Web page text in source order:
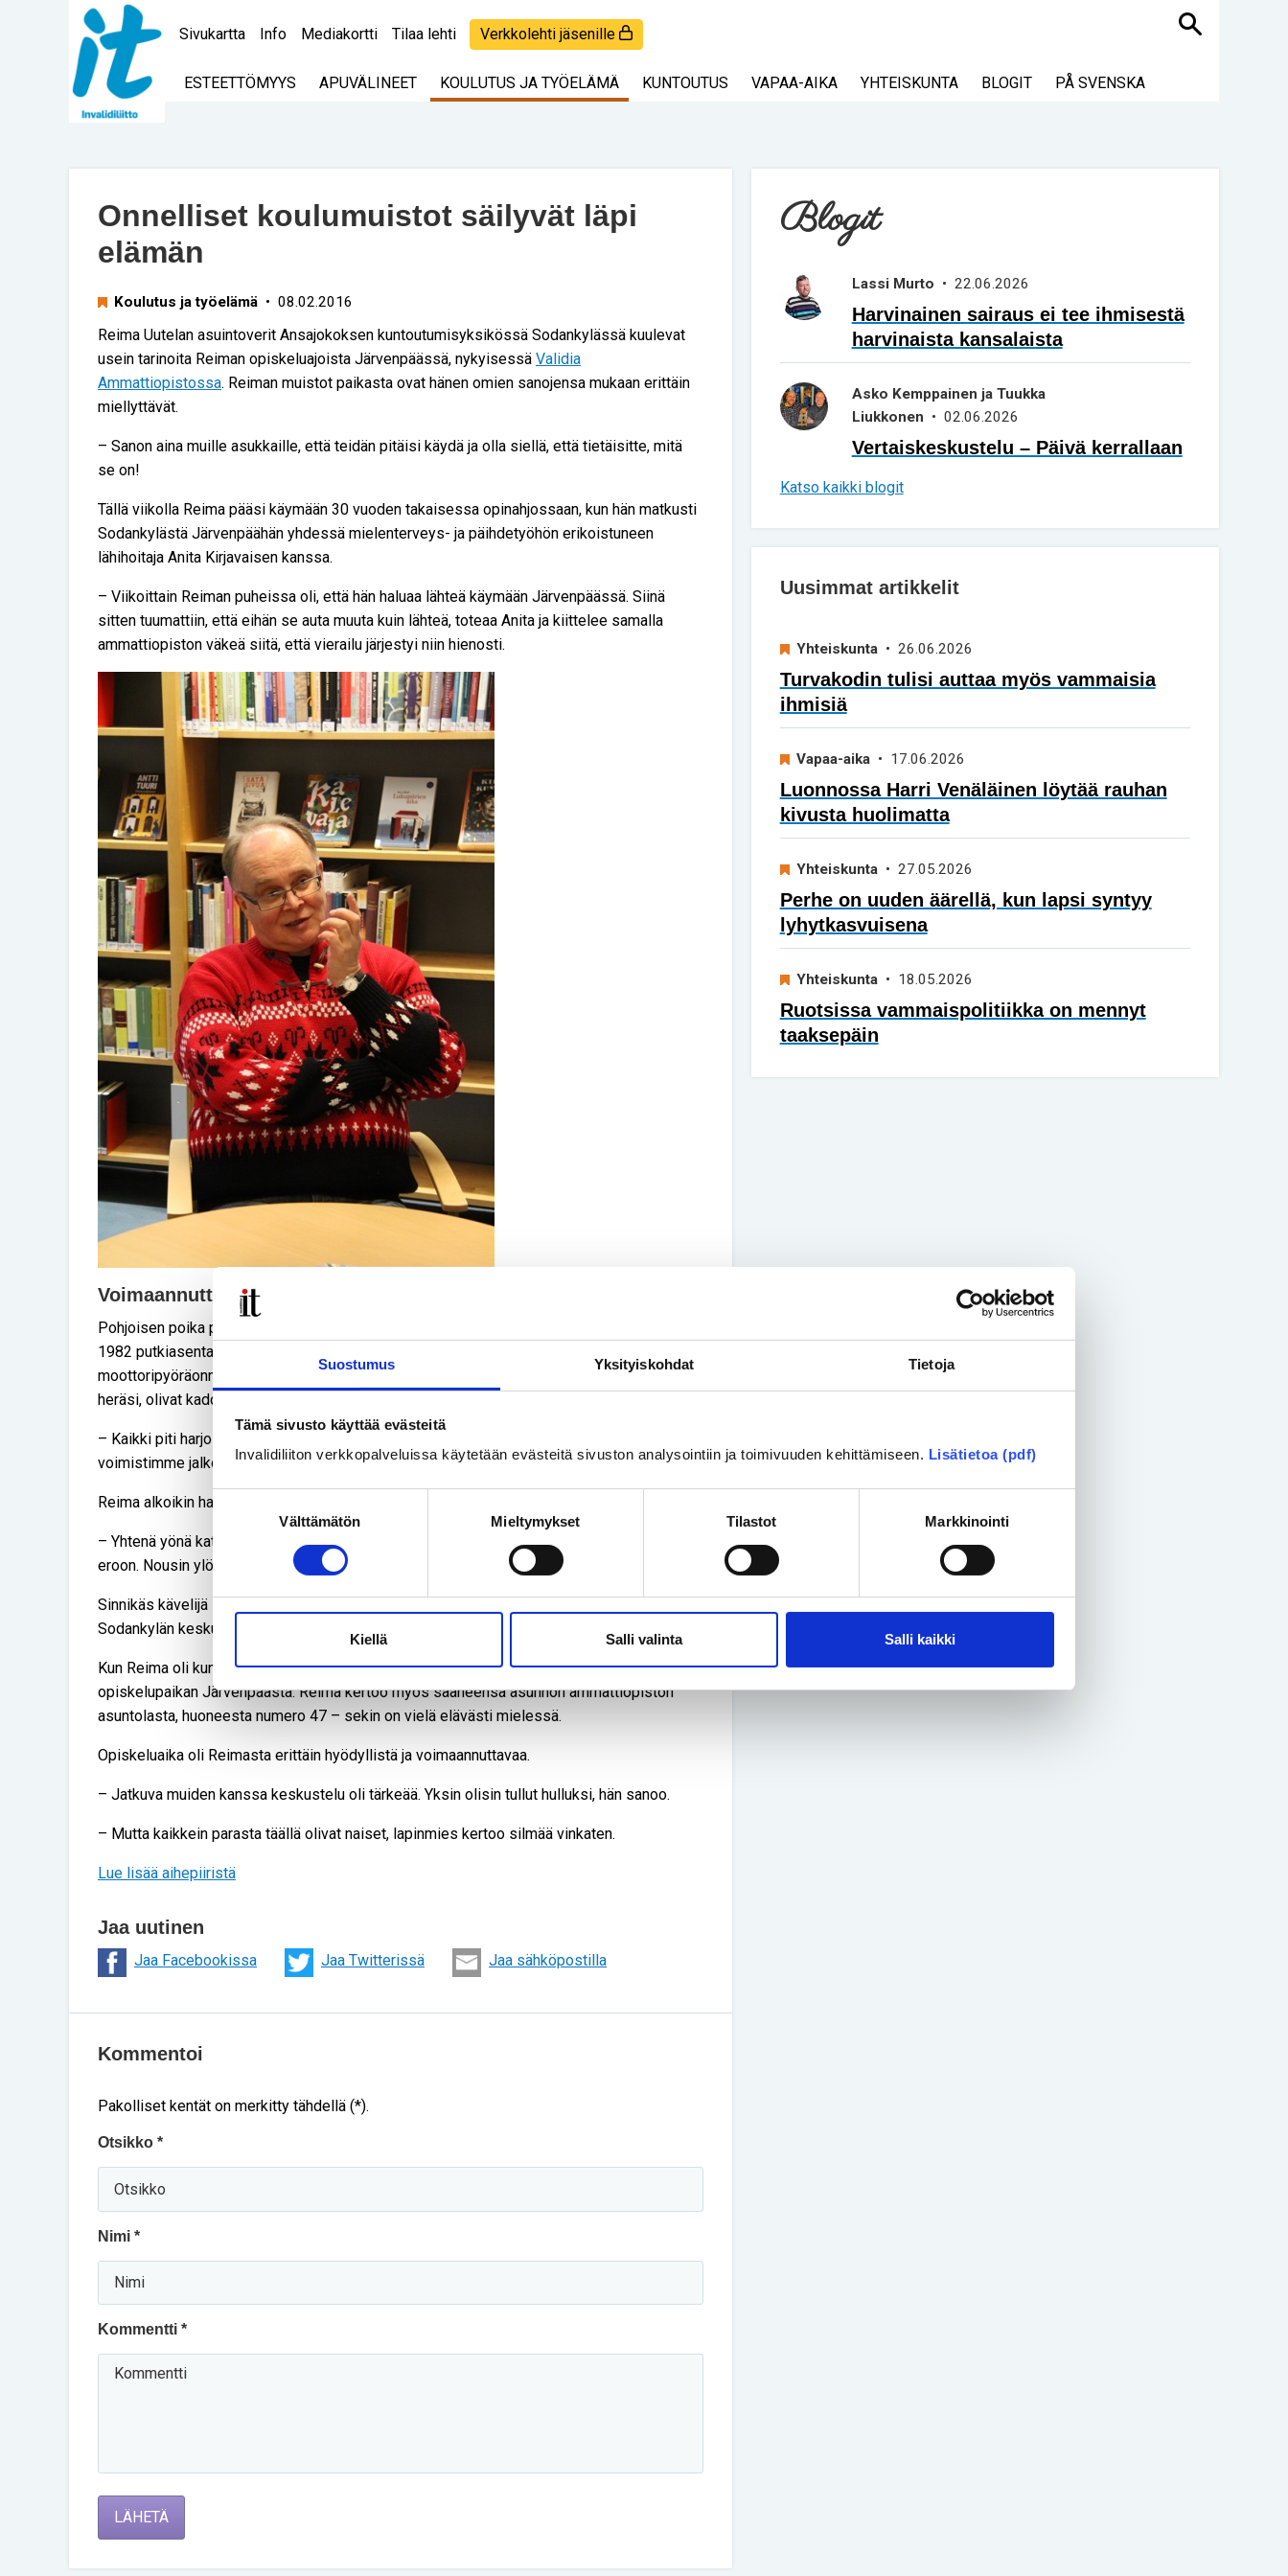
Suostumus Yksityiskohdat Tietoja
Tämä sivusto käyttää evästeitä
Invalidiliiton verkkopalveluissa käytetään evästeitä sivuston analysointiin ja toimivuuden kehittämiseen. Lisätietoa (pdf)
Suostumuksen
Välttämätön Mieltymykset Tilastot Markkinointi
Kiellä Salli valinta Salli kaikki
Sivukartta Info Mediakortti Tilaa lehti Verkkolehti jäsenille Haku
ESTEETTÖMYYS APUVÄLINEET KOULUTUS JA TYÖELÄMÄ KUNTOUTUS VAPAA-AIKA YHTEISKUNTA BLOGIT PÅ SVENSKA
Onnelliset koulumuistot säilyvät läpi
elämän
Koulutus ja työelämä • 08.02.2016
Reima Uutelan asuintoverit Ansajokoksen kuntoutumisyksikössä Sodankylässä kuulevat
usein tarinoita Reiman opiskeluajoista Järvenpäässä, nykyisessä Validia
Ammattiopistossa. Reiman muistot paikasta ovat hänen omien sanojensa mukaan erittäin
miellyttävät.
– Sanon aina muille asukkaille, että teidän pitäisi käydä ja olla siellä, että tietäisitte, mitä
se on!
Tällä viikolla Reima pääsi käymään 30 vuoden takaisessa opinahjossaan, kun hän matkusti
Sodankylästä Järvenpäähän yhdessä mielenterveys- ja päihdetyöhön erikoistuneen
lähihoitaja Anita Kirjavaisen kanssa.
– Viikoittain Reiman puheissa oli, että hän haluaa lähteä käymään Järvenpäässä. Siinä
sitten tuumattiin, että eihän se auta muuta kuin lähteä, toteaa Anita ja kiittelee samalla
ammattiopiston väkeä siitä, että vierailu järjestyi niin hienosti.
Voimaannuttavaa opiskelua
Pohjoisen poika päätyi opiskelemaan Järvenpäähän monien tapahtumien kautta. Vuonna
1982 putkiasentajalinjalla opiskellut Reima oli parikymppinen nuori mies, kun hän joutui
moottoripyöräonnettomuuteen. Hän oli kuukauden ajan tajuttomana, ja kun hän lopulta
heräsi, olivat kadonneet niin luku- kuin kirjoitustaito.
– Kaikki piti harjoitella alusta, kävelykin. Sairaalassa teimme kävelyharjoittelua ja
voimistimme jalkojani. Lääkäri sanoi minulle: ”Kävelet, jos sinulla on omaa tahtoa”.
Reima alkoikin harjoitella sinnikkäästi kävelyä.
– Yhtenä yönä katsoin sängystä maailmaa ja keppejäni ja päätin, että noista pitää päästää
eroon. Nousin ylös ja kävelin yksin sänkyäni ympäri.
Sinnikäs kävelijä Reima on vieläkin. Hän kävelee kodistaan noin 3 kilometrin päähän
Sodankylän keskustaan jopa 2–3 kertaa päivässä.
Kun Reima oli kuntoutunut tarpeeksi, hänen isosiskonsa järjesti hänelle kiinteistöhoidon
opiskelupaikan Järvenpäästä. Reima kertoo myös saaneensa asunnon ammattiopiston
asuntolasta, huoneesta numero 47 – sekin on vielä elävästi mielessä.
Opiskeluaika oli Reimasta erittäin hyödyllistä ja voimaannuttavaa.
– Jatkuva muiden kanssa keskustelu oli tärkeää. Yksin olisin tullut hulluksi, hän sanoo.
– Mutta kaikkein parasta täällä olivat naiset, lapinmies kertoo silmää vinkaten.
Lue lisää aihepiiristä
Jaa uutinen
Jaa Facebookissa Jaa Twitterissä Jaa sähköpostilla
Kommentoi
Pakolliset kentät on merkitty tähdellä (*).
Otsikko *
Nimi *
Kommentti *
LÄHETÄ
Blogit
Lassi Murto • 22.06.2026
Harvinainen sairaus ei tee ihmisestä
harvinaista kansalaista
Asko Kemppainen ja Tuukka
Liukkonen • 02.06.2026
Vertaiskeskustelu – Päivä kerrallaan
Katso kaikki blogit
Uusimmat artikkelit
Yhteiskunta• 26.06.2026
Turvakodin tulisi auttaa myös vammaisia
ihmisiä
Vapaa-aika• 17.06.2026
Luonnossa Harri Venäläinen löytää rauhan
kivusta huolimatta
Yhteiskunta• 27.05.2026
Perhe on uuden äärellä, kun lapsi syntyy
lyhytkasvuisena
Yhteiskunta• 18.05.2026
Ruotsissa vammaispolitiikka on mennyt
taaksepäin